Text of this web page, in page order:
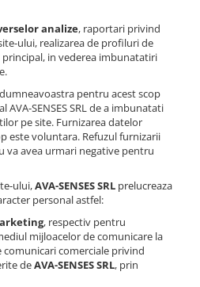
analize, raportari privind
ului, realizarea de profiluri de
in vederea imbunatatiri
pentru acest scop
SENSES SRL de a imbunatati
pe site. Furnizarea datelor
este voluntara. Refuzul furnizarii
va avea urmari negative pentru
ului,AVA-SENSES SRL prelucreaza
personal astfel:
, respectiv pentru
mijloacelor de comunicare la
comunicari comerciale privind
deAVA-SENSES SRL, prin